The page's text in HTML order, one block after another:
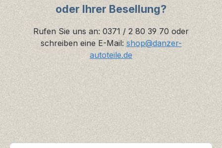
oder Ihrer Besellung?
Rufen Sie uns an: 0371 / 2 80 39 70 oder
schreiben eine E-Mail: shop@danzer-
autoteile.de